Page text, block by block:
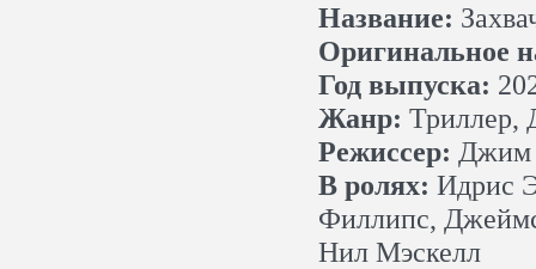
Название:
Оригинальное
Год выпуска:
Жанр: Триллер,
Режиссер: Джим
В ролях: Идрис
Филлипс,
Нил Мэскелл